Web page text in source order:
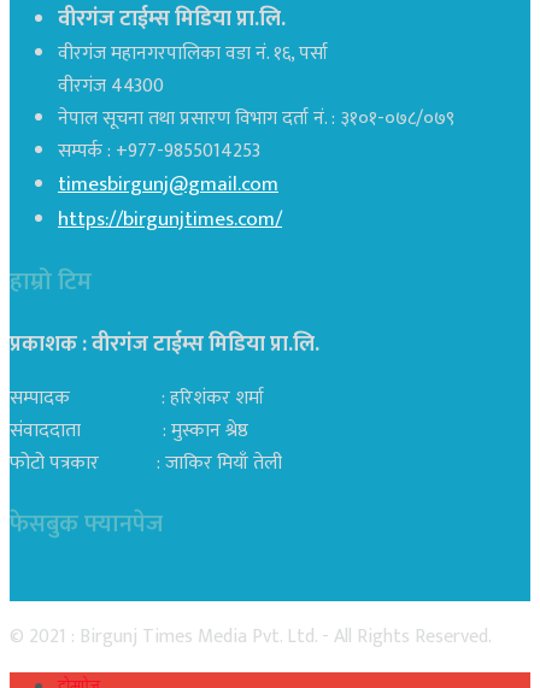
वीरगंज टाईम्स मिडिया प्रा.लि.
वीरगंज महानगरपालिका वडा नं. १६, पर्सा
वीरगंज 44300
नेपाल सूचना तथा प्रसारण विभाग दर्ता नं. : ३१०१-०७८/०७९
सम्पर्क : +977-9855014253
timesbirgunj@gmail.com
https://birgunjtimes.com/
हाम्रो टिम
प्रकाशक : वीरगंज टाईम्स मिडिया प्रा‍.लि.
सम्पादक : हरिशंकर शर्मा
संवाददाता : मुस्कान श्रेष्ठ
फोटो पत्रकार : जाकिर मियाँ तेली
फेसबुक फ्यानपेज
© 2021 : Birgunj Times Media Pvt. Ltd. - All Rights Reserved.